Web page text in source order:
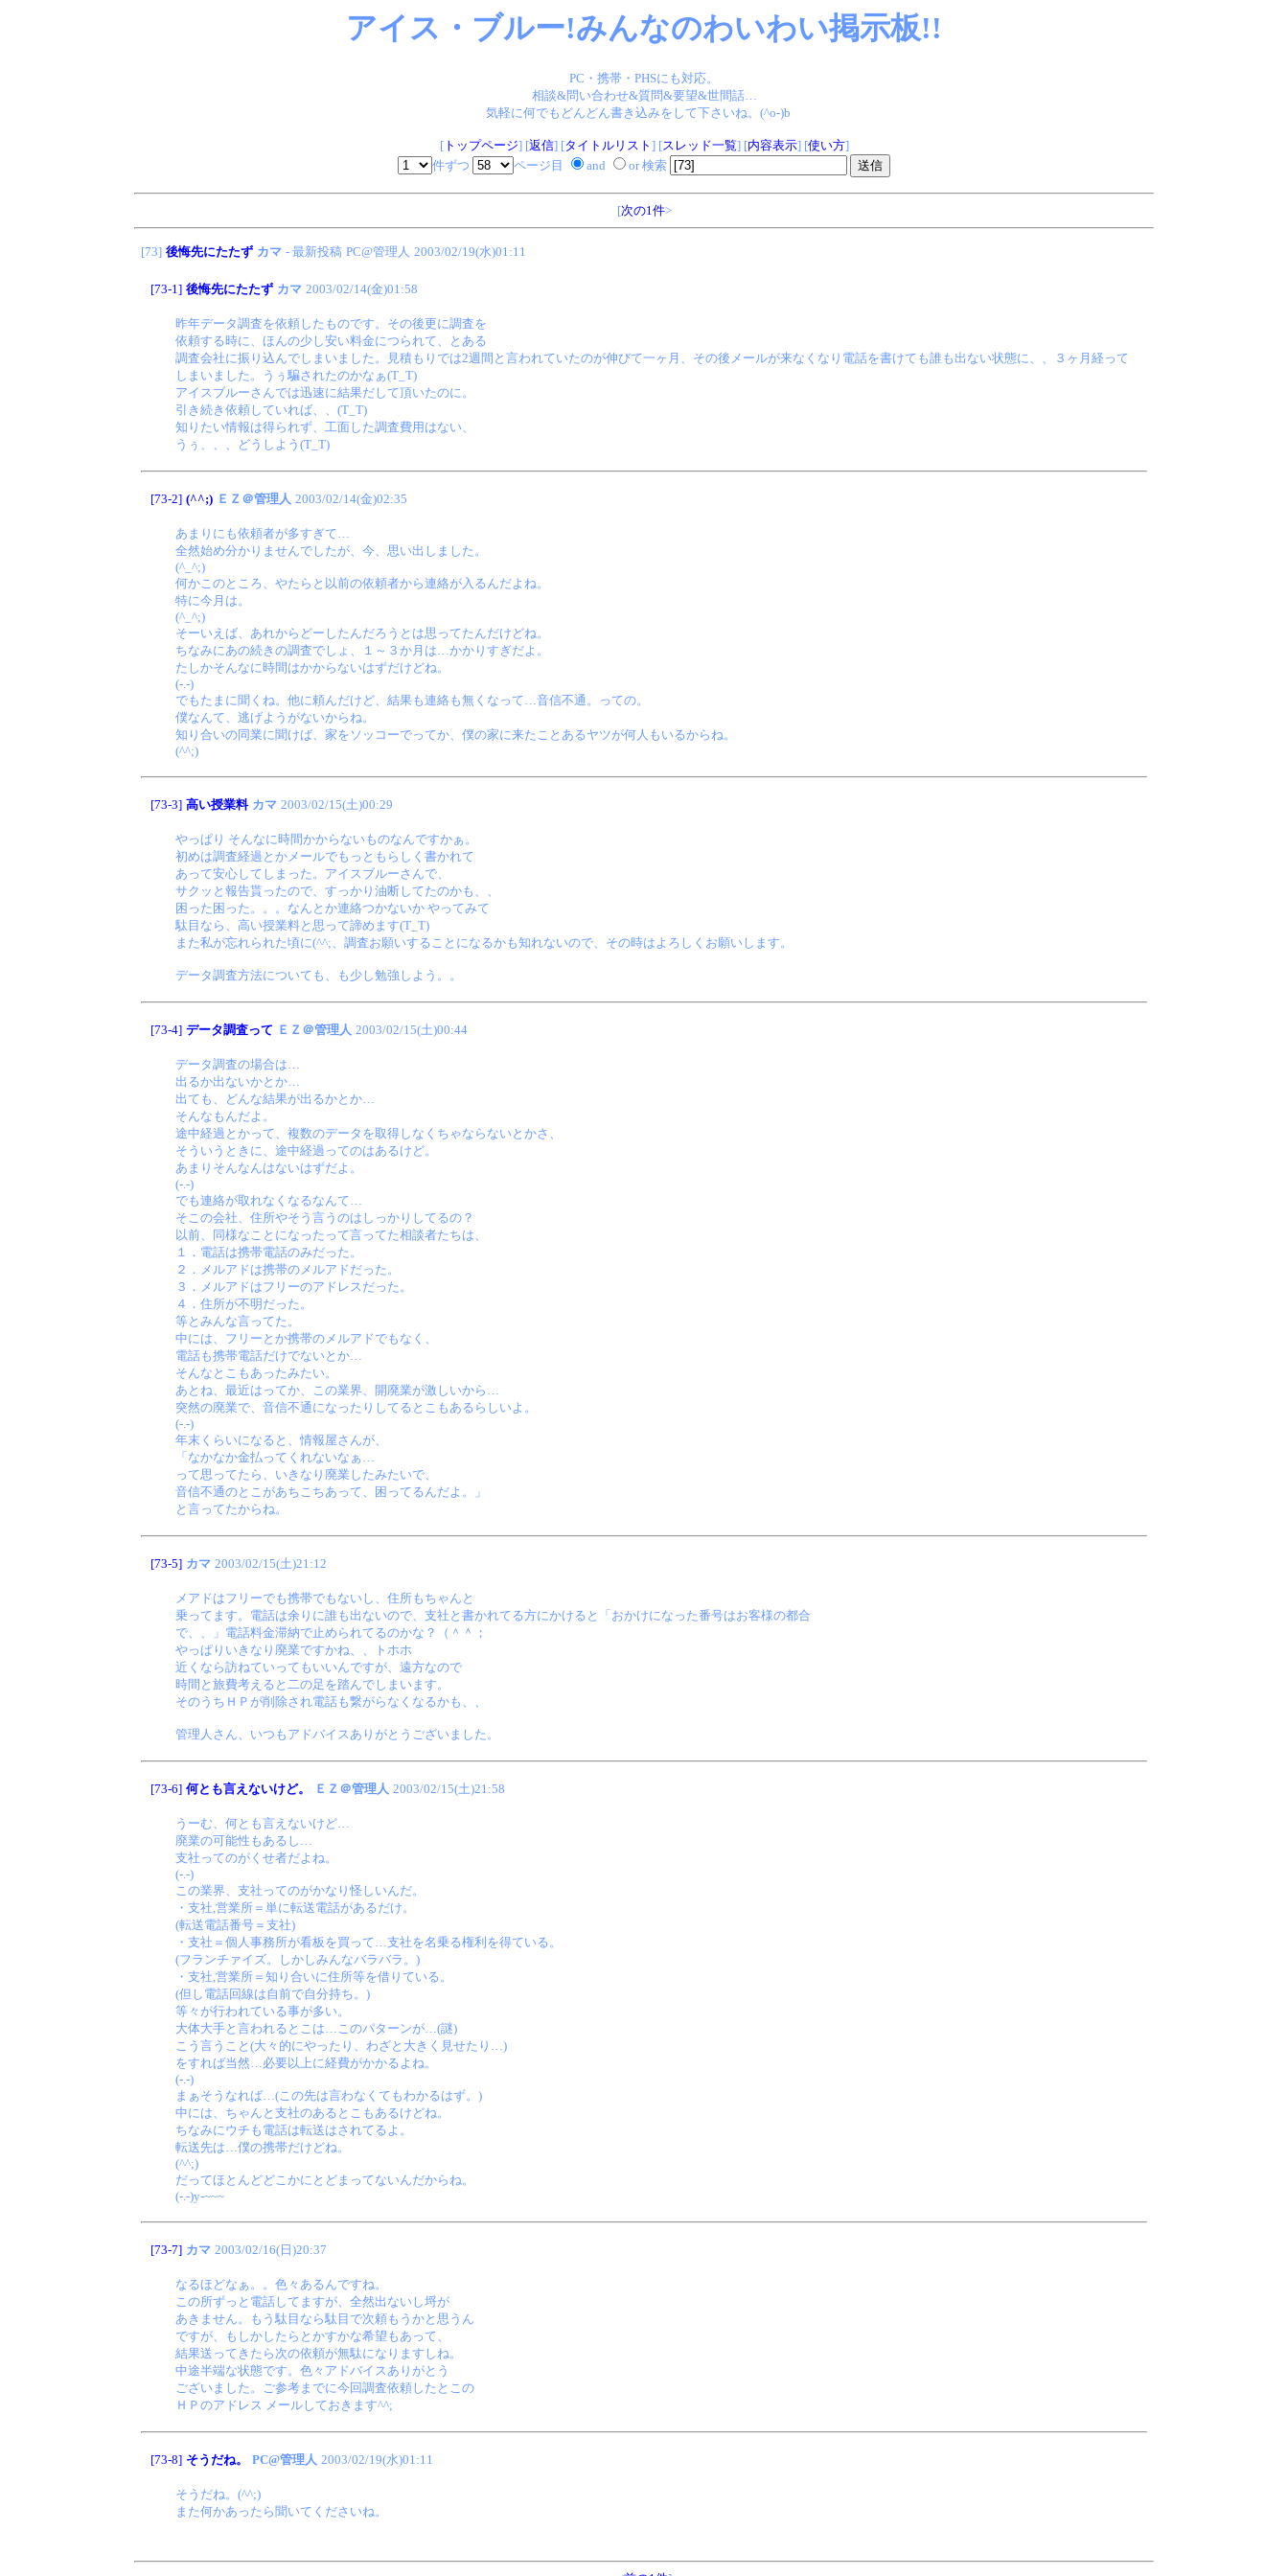
アイス・ブルー!みんなのわいわい掲示板!!
PC・携帯・PHSにも対応。
相談&問い合わせ&質問&要望&世間話…
気軽に何でもどんどん書き込みをして下さいね。(^o-)b
[トップページ] [返信] [タイトルリスト ] [スレッド一覧] [内容表示] [使い方]
件ずつ
ページ目 and or 検索
[次の1件>
[73] 後悔先にたたず カマ - 最新投稿 PC@管理人 2003/02/19(水)01:11
[73-1] 後悔先にたたず カマ 2003/02/14(金)01:58
昨年データ調査を依頼したものです。その後更に調査を
依頼する時に、ほんの少し安い料金につられて、とある
調査会社に振り込んでしまいました。見積もりでは2週間と言われていたのが伸びて一ヶ月、その後メールが来なくなり電話を書けても誰も出ない状態に、、３ヶ月経って
しまいました。うぅ騙されたのかなぁ(T_T)
アイスブルーさんでは迅速に結果だして頂いたのに。
引き続き依頼していれば、、(T_T)
知りたい情報は得られず、工面した調査費用はない、
うぅ、、、どうしよう(T_T)
[73-2] (^^;) ＥＺ＠管理人 2003/02/14(金)02:35
あまりにも依頼者が多すぎて…
全然始め分かりませんでしたが、今、思い出しました。
(^_^;)
何かこのところ、やたらと以前の依頼者から連絡が入るんだよね。
特に今月は。
(^_^;)
そーいえば、あれからどーしたんだろうとは思ってたんだけどね。
ちなみにあの続きの調査でしょ、１～３か月は…かかりすぎだよ。
たしかそんなに時間はかからないはずだけどね。
(-.-)
でもたまに聞くね。他に頼んだけど、結果も連絡も無くなって…音信不通。っての。
僕なんて、逃げようがないからね。
知り合いの同業に聞けば、家をソッコーでってか、僕の家に来たことあるヤツが何人もいるからね。
(^^;)
[73-3] 高い授業料 カマ 2003/02/15(土)00:29
やっぱり そんなに時間かからないものなんですかぁ。
初めは調査経過とかメールでもっともらしく書かれて
あって安心してしまった。アイスブルーさんで、
サクッと報告貰ったので、すっかり油断してたのかも、、
困った困った。。。なんとか連絡つかないか やってみて
駄目なら、高い授業料と思って諦めます(T_T)
また私が忘れられた頃に(^^;、調査お願いすることになるかも知れないので、その時はよろしくお願いします。
データ調査方法についても、も少し勉強しよう。。
[73-4] データ調査って ＥＺ＠管理人 2003/02/15(土)00:44
データ調査の場合は…
出るか出ないかとか…
出ても、どんな結果が出るかとか…
そんなもんだよ。
途中経過とかって、複数のデータを取得しなくちゃならないとかさ、
そういうときに、途中経過ってのはあるけど。
あまりそんなんはないはずだよ。
(-.-)
でも連絡が取れなくなるなんて…
そこの会社、住所やそう言うのはしっかりしてるの？
以前、同様なことになったって言ってた相談者たちは、
１．電話は携帯電話のみだった。
２．メルアドは携帯のメルアドだった。
３．メルアドはフリーのアドレスだった。
４．住所が不明だった。
等とみんな言ってた。
中には、フリーとか携帯のメルアドでもなく、
電話も携帯電話だけでないとか…
そんなとこもあったみたい。
あとね、最近はってか、この業界、開廃業が激しいから…
突然の廃業で、音信不通になったりしてるとこもあるらしいよ。
(-.-)
年末くらいになると、情報屋さんが、
「なかなか金払ってくれないなぁ…
って思ってたら、いきなり廃業したみたいで、
音信不通のとこがあちこちあって、困ってるんだよ。」
と言ってたからね。
[73-5] カマ 2003/02/15(土)21:12
メアドはフリーでも携帯でもないし、住所もちゃんと
乗ってます。電話は余りに誰も出ないので、支社と書かれてる方にかけると「おかけになった番号はお客様の都合
で、、」電話料金滞納で止められてるのかな？（＾＾；
やっぱりいきなり廃業ですかね、、トホホ
近くなら訪ねていってもいいんですが、遠方なので
時間と旅費考えると二の足を踏んでしまいます。
そのうちＨＰが削除され電話も繋がらなくなるかも、、
管理人さん、いつもアドバイスありがとうございました。
[73-6] 何とも言えないけど。 ＥＺ＠管理人 2003/02/15(土)21:58
うーむ、何とも言えないけど…
廃業の可能性もあるし…
支社ってのがくせ者だよね。
(-.-)
この業界、支社ってのがかなり怪しいんだ。
・支社,営業所＝単に転送電話があるだけ。
(転送電話番号＝支社)
・支社＝個人事務所が看板を買って…支社を名乗る権利を得ている。
(フランチァイズ。しかしみんなバラバラ。)
・支社,営業所＝知り合いに住所等を借りている。
(但し電話回線は自前で自分持ち。)
等々が行われている事が多い。
大体大手と言われるとこは…このパターンが…(謎)
こう言うこと(大々的にやったり、わざと大きく見せたり…)
をすれば当然…必要以上に経費がかかるよね。
(-.-)
まぁそうなれば…(この先は言わなくてもわかるはず。)
中には、ちゃんと支社のあるとこもあるけどね。
ちなみにウチも電話は転送はされてるよ。
転送先は…僕の携帯だけどね。
(^^;)
だってほとんどどこかにとどまってないんだからね。
(-.-)y-~~~
[73-7] カマ 2003/02/16(日)20:37
なるほどなぁ。。色々あるんですね。
この所ずっと電話してますが、全然出ないし埒が
あきません。もう駄目なら駄目で次頼もうかと思うん
ですが、もしかしたらとかすかな希望もあって、
結果送ってきたら次の依頼が無駄になりますしね。
中途半端な状態です。色々アドバイスありがとう
ございました。ご参考までに今回調査依頼したとこの
ＨＰのアドレス メールしておきます^^;
[73-8] そうだね。 PC@管理人 2003/02/19(水)01:11
そうだね。(^^;)
また何かあったら聞いてくださいね。